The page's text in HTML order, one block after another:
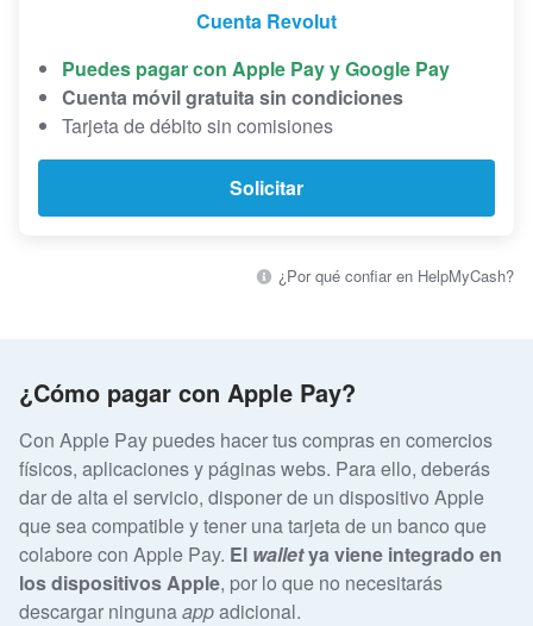
Cuenta Revolut
Puedes pagar con Apple Pay y Google Pay
Cuenta móvil gratuita sin condiciones
Tarjeta de débito sin comisiones
Solicitar
¿Por qué confiar en HelpMyCash?
¿Cómo pagar con Apple Pay?
Con Apple Pay puedes hacer tus compras en comercios
físicos, aplicaciones y páginas webs. Para ello, deberás
dar de alta el servicio, disponer de un dispositivo Apple
que sea compatible y tener una tarjeta de un banco que
colabore con Apple Pay. El walletya viene integrado en
los dispositivos Apple, por lo que no necesitarás
descargar ningunaappadicional.